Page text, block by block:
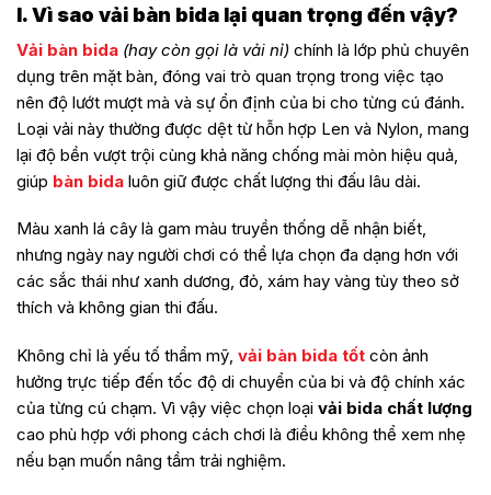
I. Vì sao vải bàn bida lại quan trọng đến vậy?
Vải bàn bida (hay còn gọi là vải nỉ) chính là lớp phủ chuyên
dụng trên mặt bàn, đóng vai trò quan trọng trong việc tạo
nên độ lướt mượt mà và sự ổn định của bi cho từng cú đánh.
Loại vải này thường được dệt từ hỗn hợp Len và Nylon, mang
lại độ bền vượt trội cùng khả năng chống mài mòn hiệu quả,
giúp bàn bida luôn giữ được chất lượng thi đấu lâu dài.
Màu xanh lá cây là gam màu truyền thống dễ nhận biết,
nhưng ngày nay người chơi có thể lựa chọn đa dạng hơn với
các sắc thái như xanh dương, đỏ, xám hay vàng tùy theo sở
thích và không gian thi đấu.
Không chỉ là yếu tố thẩm mỹ, vải bàn bida tốt còn ảnh
hưởng trực tiếp đến tốc độ di chuyển của bi và độ chính xác
của từng cú chạm. Vì vậy việc chọn loại vải bida chất lượng
cao phù hợp với phong cách chơi là điều không thể xem nhẹ
nếu bạn muốn nâng tầm trải nghiệm.